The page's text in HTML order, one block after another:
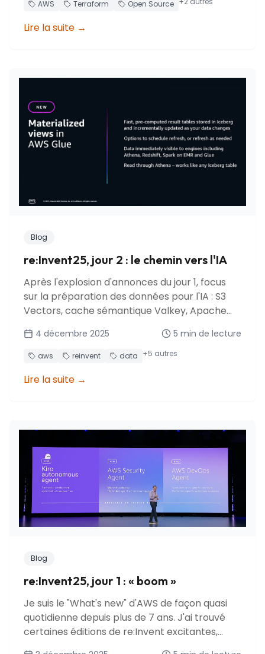
AWS Terraform Open Source
Lire la suite →
Blog
re:Invent25, jour 2 : le chemin vers l'IA
Après l'explosion d'annonces du jour 1, focus
sur la préparation des données pour l'IA : S3
Vectors, cache sémantique Valkey, Apache
optimisations S3.
4 décembre 2025 5 min de lecture
aws reinvent data +5 autres
Lire la suite →
Blog
re:Invent25, jour 1 : « boom »
Je suis le "What's new" d'AWS de façon quasi
quotidienne depuis plus de 7 ans. J'ai trouvé
certaines éditions de re:Invent excitantes,